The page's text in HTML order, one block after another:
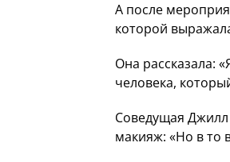
А после
которой
Она рассказала:
человека,
Соведущая Джилл
макияж: «Но в то